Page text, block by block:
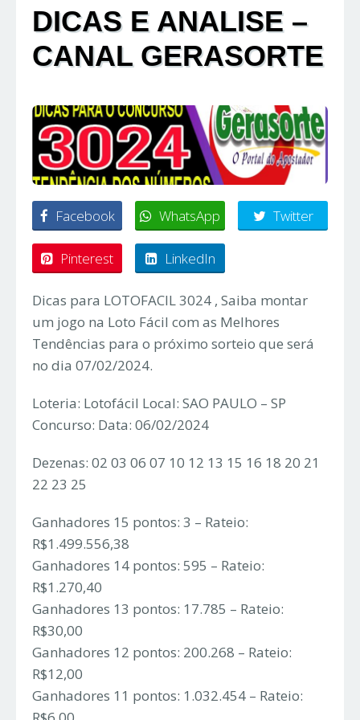
DICAS E ANALISE –
CANAL GERASORTE
Facebook WhatsApp Twitter
Pinterest LinkedIn
Dicas para LOTOFACIL 3024 , Saiba montar
um jogo na Loto Fácil com as Melhores
Tendências para o próximo sorteio que será
no dia 07/02/2024.
Loteria: Lotofácil Local: SAO PAULO – SP
Concurso: Data: 06/02/2024
Dezenas: 02 03 06 07 10 12 13 15 16 18 20 21
22 23 25
Ganhadores 15 pontos: 3 – Rateio:
R$1.499.556,38
Ganhadores 14 pontos: 595 – Rateio:
R$1.270,40
Ganhadores 13 pontos: 17.785 – Rateio:
R$30,00
Ganhadores 12 pontos: 200.268 – Rateio:
R$12,00
Ganhadores 11 pontos: 1.032.454 – Rateio: